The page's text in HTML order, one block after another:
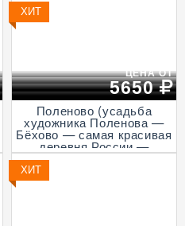
ХИТ
ЦЕНА ОТ
5650
Поленово (усадьба
художника Поленова —
Бёхово — самая красивая
деревня России —
Итальянская ротонда в
Подмоклово, с прогулкой
на теплоходе по Оке)
ХИТ